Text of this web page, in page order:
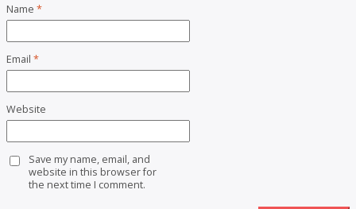
Name *
Email *
Website
Save my name, email, and
website in this browser for
the next time I comment.